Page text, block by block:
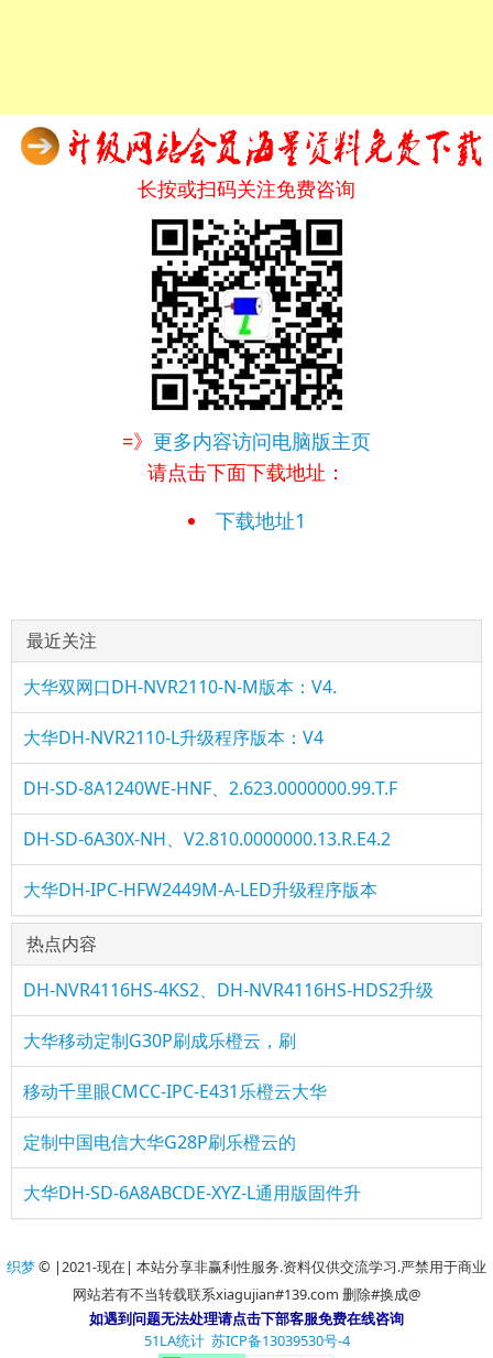
长按或扫码关注免费咨询
=》 更多内容访问电脑版主页
请点击下面下载地址：
下载地址1
最近关注
大华双网口DH-NVR2110-N-M版本：V4.
大华DH-NVR2110-L升级程序版本：V4
DH-SD-8A1240WE-HNF、2.623.0000000.99.T.F
DH-SD-6A30X-NH、V2.810.0000000.13.R.E4.2
大华DH-IPC-HFW2449M-A-LED升级程序版本
热点内容
DH-NVR4116HS-4KS2、DH-NVR4116HS-HDS2升级
大华移动定制G30P刷成乐橙云，刷
移动千里眼CMCC-IPC-E431乐橙云大华
定制中国电信大华G28P刷乐橙云的
大华DH-SD-6A8ABCDE-XYZ-L通用版固件升
织梦© |2021-现在| 本站分享非赢利性服务.资料仅供交流学习.严禁用于商业
网站若有不当转载联系xiagujian#139.com 删除#换成@
如遇到问题无法处理请点击下部客服免费在线咨询
51LA统计 苏ICP备13039530号-4